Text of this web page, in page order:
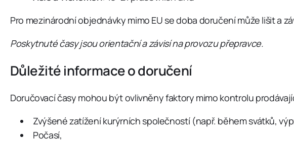
Pro mezinárodní objednávky mimo EU se doba doručení může lišit a
Poskytnuté časy jsou orientační a závisí na provozu přepravce.
Důležité informace o doručení
Doručovací časy mohou být ovlivněny faktory mimo kontrolu
Zvýšené zatížení kurýrních společností (např. během svátků,
Počasí,